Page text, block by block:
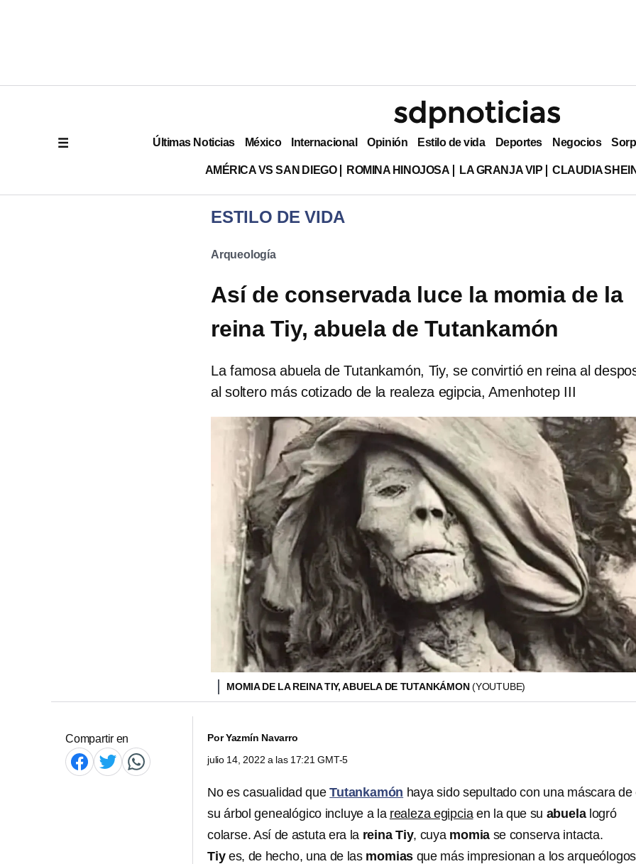
Últimas Noticias México Internacional Opinión Estilo de vida Deportes Negocios
AMÉRICA VS SAN DIEGO ROMINA HINOJOSA LA GRANJA VIP CLAUDIA
ESTILO DE VIDA
Arqueología
Así de conservada luce la momia de la
reina Tiy, abuela de Tutankamón
La famosa abuela de Tutankamón, Tiy, se convirtió en reina al
al soltero más cotizado de la realeza egipcia, Amenhotep III
MOMIA DE LA REINA TIY, ABUELA DE TUTANKÁMON(YOUTUBE)
Compartir en PorYazmín Navarro
julio 14, 2022 a las 17:21 GMT-5
No es casualidad queTutankamón haya sido sepultado con una máscara de
su árbol genealógico incluye a la realeza egipciaen la que su abuelalogró
colarse. Así de astuta era la reina Tiy, cuya momia se conserva intacta.
Tiyes, de hecho, una de las momias que más impresionan a los